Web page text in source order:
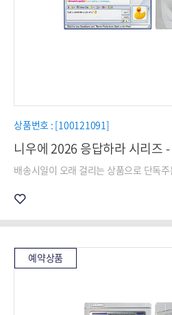
상품번호 : [100121091]
니우에 2026 응답하라 시리즈 -
배송시일이 오래 걸리는 상품으로 단독
예약상품